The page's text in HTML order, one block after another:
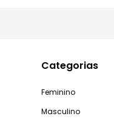
Categorias
Feminino
Masculino